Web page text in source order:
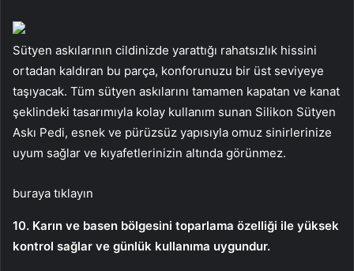
Sütyen askılarının cildinizde yarattığı rahatsızlık hissini
ortadan kaldıran bu parça, konforunuzu bir üst seviyeye
taşıyacak. Tüm sütyen askılarını tamamen kapatan ve kanat
şeklindeki tasarımıyla kolay kullanım sunan Silikon Sütyen
Askı Pedi, esnek ve pürüzsüz yapısıyla omuz sinirlerinize
uyum sağlar ve kıyafetlerinizin altında görünmez.
buraya tıklayın
10. Karın ve basen bölgesini toparlama özelliği ile yüksek
kontrol sağlar ve günlük kullanıma uygundur.